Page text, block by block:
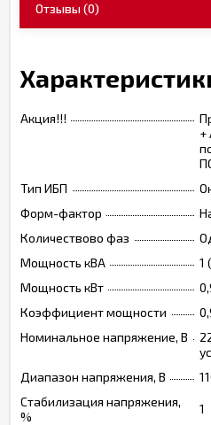
Отзывы(0)
Акция!!!
+
Тип ИБП
Форм-фактор
Количествово фаз
Мощность кВА
1
Мощность кВт
Коэффициент мощности
Номинальное напряжение, В
Диапазон напряжения, В
Стабилизация напряжения,
%
1